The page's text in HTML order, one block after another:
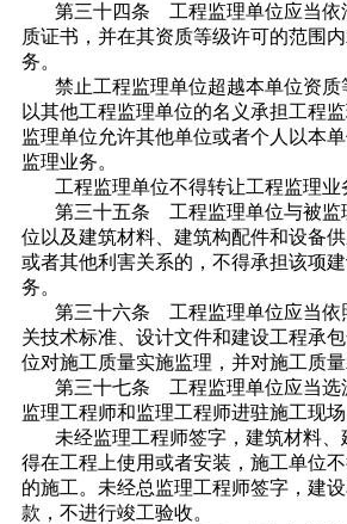
第三十四条 工程监理单位应当依
质证书，并在其资质等级许可的范围
务。
禁止工程监理单位超越本单位资
以其他工程监理单位的名义承担工程
监理单位允许其他单位或者个人以本
监理业务。
工程监理单位不得转让工程监理业
第三十五条 工程监理单位与被监
位以及建筑材料、建筑构配件和设备
或者其他利害关系的，不得承担该项
务。
第三十六条 工程监理单位应当依
关技术标准、设计文件和建设工程承
位对施工质量实施监理，并对施工质量
第三十七条 工程监理单位应当选
监理工程师和监理工程师进驻施工现场
未经监理工程师签字，建筑材料
得在工程上使用或者安装，施工单位
的施工。未经总监理工程师签字，建
款，不进行竣工验收。